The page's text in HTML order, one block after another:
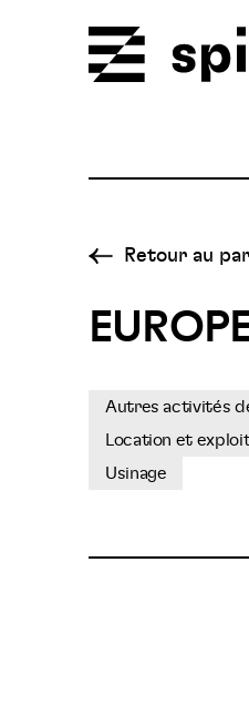
Retour au
Autres activités
Location et
Usinage